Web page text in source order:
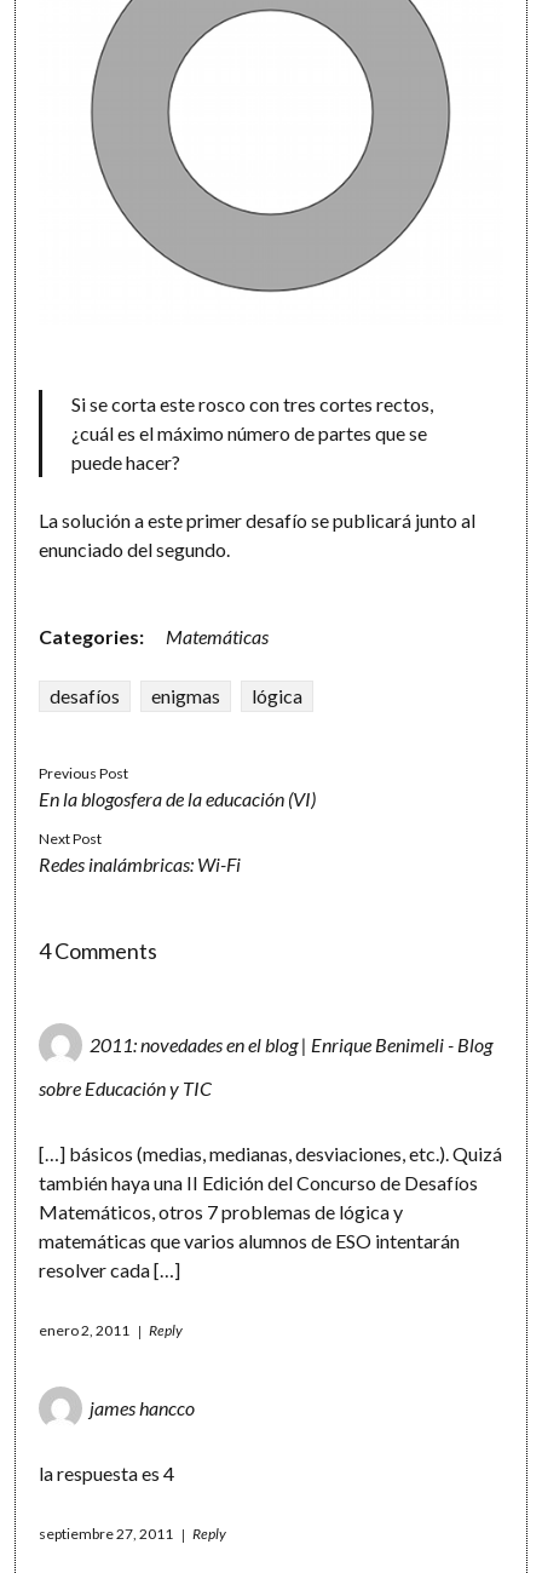
Si se corta este rosco con tres cortes rectos,
¿cuál es el máximo número de partes que se
puede hacer?
La solución a este primer desafío se publicará junto al
enunciado del segundo.
Categories: Matemáticas
desafíos enigmas lógica
Previous Post
En la blogosfera de la educación (VI)
Next Post
Redes inalámbricas: Wi-Fi
4 Comments
2011: novedades en el blog | Enrique Benimeli - Blog
sobre Educación y TIC
[…] básicos (medias, medianas, desviaciones, etc.). Quizá
también haya una II Edición del Concurso de Desafíos
Matemáticos, otros 7 problemas de lógica y
matemáticas que varios alumnos de ESO intentarán
resolver cada […]
enero 2, 2011 Reply
james hancco
la respuesta es 4
septiembre 27, 2011 Reply